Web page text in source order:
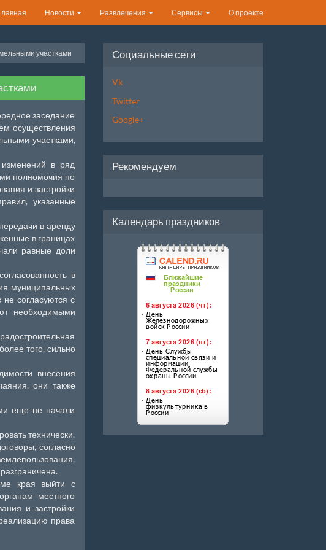
Новости Развлечения Сервисы О проекте
участками
заседание
осуществления
участками,
в ряд
полномочия по
и застройки
указанные
в аренду
в границах
равные доли
в
муниципальных
согласуются с
необходимыми
того, сильно
внесения
они также
еще не начали
технически,
согласно
края выйти с
местного
и застройки
права
Социальные сети
Vk
Twitter
Google+
Рекомендуем
Календарь праздников